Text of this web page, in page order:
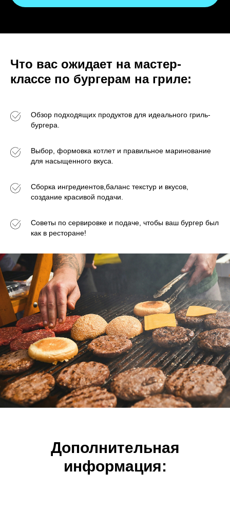
Что вас ожидает на мастер-
классе по бургерам на гриле:
Обзор подходящих продуктов для идеального гриль-
бургера.
Выбор, формовка котлет и правильное маринование
для насыщенного вкуса.
Сборка ингредиентов,баланс текстур и вкусов,
создание красивой подачи.
Советы по сервировке и подаче, чтобы ваш бургер был
как в ресторане!
Дополнительная
информация: